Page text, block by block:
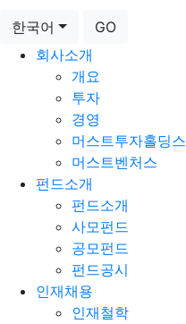
한국어
GO
회사소개
개요
투자
경영
머스트투자홀딩스
머스트벤처스
펀드소개
펀드소개
사모펀드
공모펀드
펀드공시
인재채용
인재철학